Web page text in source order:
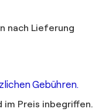
nach Lieferung
Gebühren.
im Preis inbegriffen.